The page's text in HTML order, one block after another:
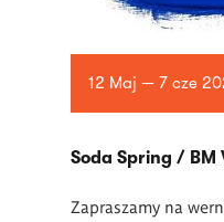
12 Maj — 7 cze
Soda Spring / BM
Zapraszamy na